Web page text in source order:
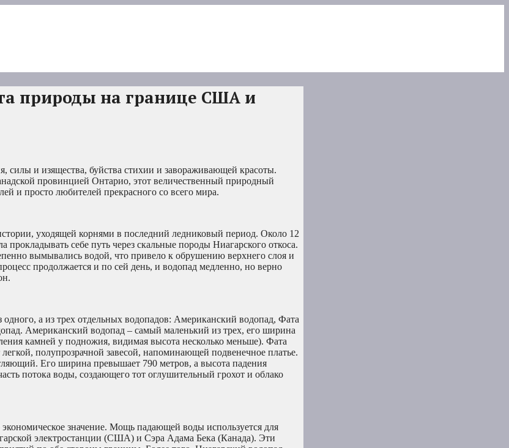
природы на границе США и
силы и изящества, буйства стихии и завораживающей красоты.
провинцией Онтарио, этот величественный природный
и просто любителей прекрасного со всего мира.
уходящей корнями в последний ледниковый период. Около 12
прокладывать себе путь через скальные породы Ниагарского откоса.
вымывались водой, что привело к обрушению верхнего слоя и
продолжается и по сей день, и водопад медленно, но верно
а из трех отдельных водопадов: Американский водопад, Фата
Американский водопад – самый маленький из трех, его ширина
камней у подножия, видимая высота несколько меньше). Фата
полупрозрачной завесой, напоминающей подвенечное платье.
Его ширина превышает 790 метров, а высота падения
потока воды, создающего тот оглушительный грохот и облако
значение. Мощь падающей воды используется для
электростанции (США) и Сэра Адама Бека (Канада). Эти